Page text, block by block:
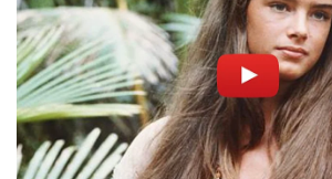
അടുത്ത ബന്ധമുണ്ടായിരുന്ന റാണ
ഭീകരാക്രമണത്തിന്റെ മുഖ്യ
സൂത്രധാരന്മാരിലൊരാളായ
കോൾമാൻ ഹെഡ‌്‌ലിയുടെ അടുത്ത
അനുയായിയാണ്. ഹെഡ്‌ലിക്ക്
മുംബൈയിലെ ലക്ഷ്യസ്ഥാനങ്ങൾ